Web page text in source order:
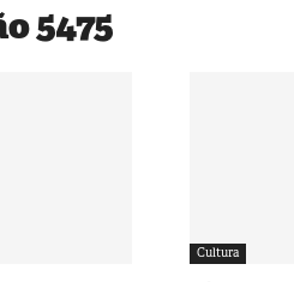
5475
Cultura